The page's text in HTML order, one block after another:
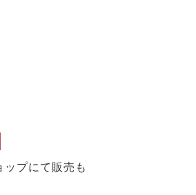
プにて販売も